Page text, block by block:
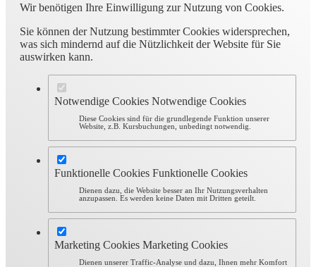
Wir benötigen Ihre Einwilligung zur Nutzung von Cookies.
Sie können der Nutzung bestimmter Cookies widersprechen,
was sich mindernd auf die Nützlichkeit der Website für Sie
auswirken kann.
Notwendige Cookies Notwendige Cookies
Diese Cookies sind für die grundlegende Funktion unserer
Website, z.B. Kursbuchungen, unbedingt notwendig.
Funktionelle Cookies Funktionelle Cookies
Dienen dazu, die Website besser an Ihr Nutzungsverhalten
anzupassen. Es werden keine Daten mit Dritten geteilt.
Marketing Cookies Marketing Cookies
Dienen unserer Traffic-Analyse und dazu, Ihnen mehr Komfort